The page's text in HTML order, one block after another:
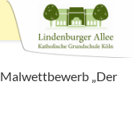
Malwettbewerb „Der